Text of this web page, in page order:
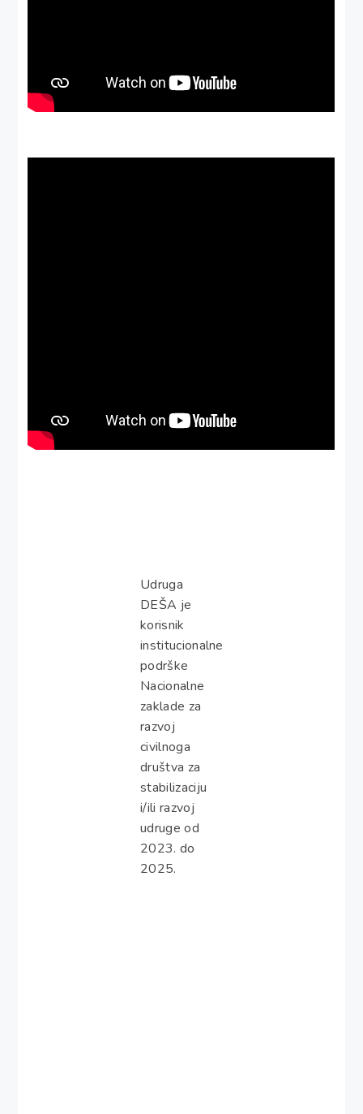
Udruga
DEŠA je
korisnik
institucionalne
podrške
Nacionalne
zaklade za
razvoj
civilnoga
društva za
stabilizaciju
i/ili razvoj
udruge od
2023. do
2025.